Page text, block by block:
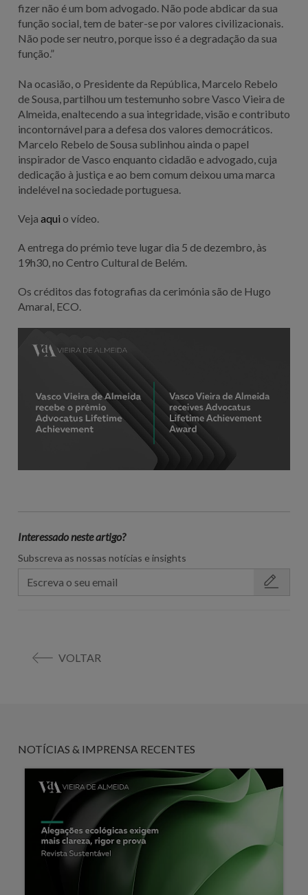
fizer não é um bom advogado. Não pode abdicar da sua
função social, tem de bater-se por valores civilizacionais.
Não pode ser neutro, porque isso é a degradação da sua
função.”
Na ocasião, o Presidente da República, Marcelo Rebelo
de Sousa, partilhou um testemunho sobre Vasco Vieira de
Almeida, enaltecendo a sua integridade, visão e contributo
incontornável para a defesa dos valores democráticos.
Marcelo Rebelo de Sousa sublinhou ainda o papel
inspirador de Vasco enquanto cidadão e advogado, cuja
dedicação à justiça e ao bem comum deixou uma marca
indelével na sociedade portuguesa.
Veja aqui o vídeo.
A entrega do prémio teve lugar dia 5 de dezembro, às
19h30, no Centro Cultural de Belém.
Os créditos das fotografias da cerimónia são de Hugo
Amaral, ECO.
Interessado neste artigo?
Subscreva as nossas notícias e insights
VOLTAR
NOTÍCIAS & IMPRENSA RECENTES